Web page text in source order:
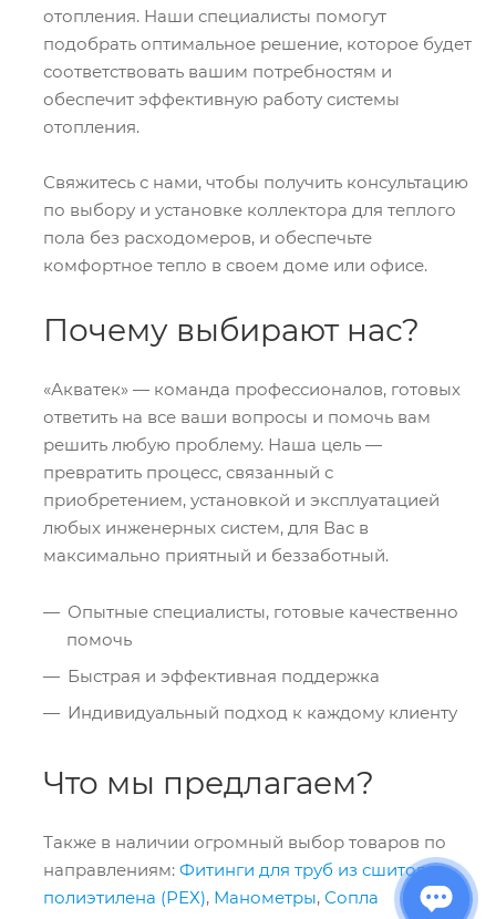
отопления. Наши специалисты помогут
подобрать оптимальное решение, которое будет
соответствовать вашим потребностям и
обеспечит эффективную работу системы
отопления.
Свяжитесь с нами, чтобы получить консультацию
по выбору и установке коллектора для теплого
пола без расходомеров, и обеспечьте
комфортное тепло в своем доме или офисе.
Почему выбирают нас?
«Акватек» — команда профессионалов, готовых
ответить на все ваши вопросы и помочь вам
решить любую проблему. Наша цель —
превратить процесс, связанный с
приобретением, установкой и эксплуатацией
любых инженерных систем, для Вас в
максимально приятный и беззаботный.
Опытные специалисты, готовые качественно
помочь
Быстрая и эффективная поддержка
Индивидуальный подход к каждому клиенту
Что мы предлагаем?
Также в наличии огромный выбор товаров по
направлениям: Фитинги для труб из сшитого
полиэтилена (РЕХ), Манометры, Сопла